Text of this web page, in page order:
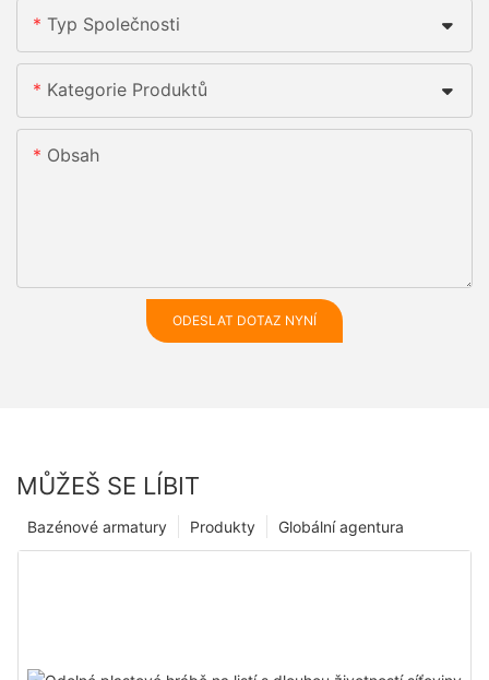
Typ Společnosti
Kategorie Produktů
Obsah
ODESLAT DOTAZ NYNÍ
MŮŽEŠ SE LÍBIT
Globální agentura
Produkty
Bazénové armatury